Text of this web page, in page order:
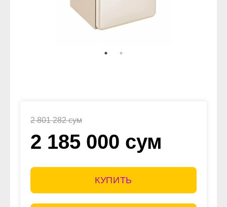
2 801 282 сум
2 185 000 сум
КУПИТЬ